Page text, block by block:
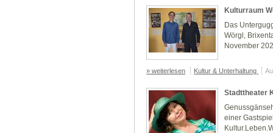
Kulturraum
Das
Wörgl,
November
» weiterlesen Kultur & Unterhaltung
Stadttheater
einer